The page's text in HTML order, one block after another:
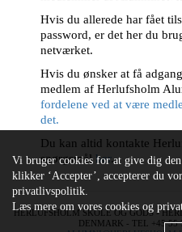
Hvis du allerede har fået
password, er det her du
netværket.
Hvis du ønsker at få
medlem af Herlufsholm
fordelene ved at være
det.
Du kan altid kontakte
spørgsmål her.
HERLUFSHOLM SKOLE OG GODS -
DENMARK - TEL +45 55
Vi bruger cookies for at give dig
klikker ‘Accepter’, accepterer du
privatlivspolitik.
Læs mere om vores cookies og